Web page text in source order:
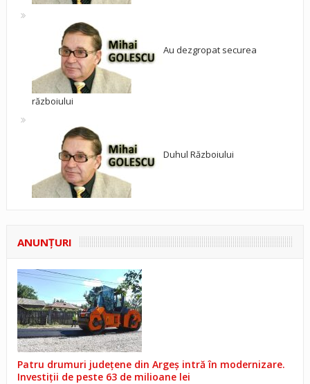
Au dezgropat securea
războiului
Duhul Războiului
ANUNŢURI
Patru drumuri județene din Argeș intră în modernizare.
Investiții de peste 63 de milioane lei